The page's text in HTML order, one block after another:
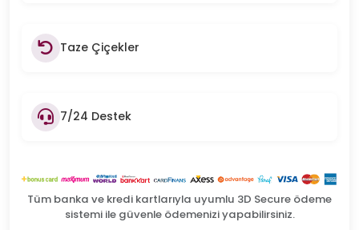
Taze Çiçekler
7/24 Destek
Tüm banka ve kredi kartlarıyla uyumlu 3D Secure ödeme
sistemi ile güvenle ödemenizi yapabilirsiniz.